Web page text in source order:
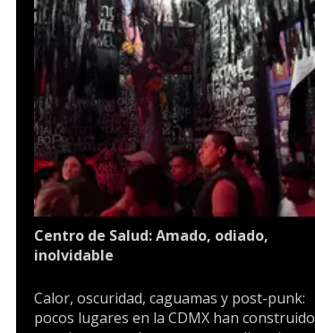
Centro de Salud: Amado, odiado,
inolvidable
Calor, oscuridad, caguamas y post-punk:
pocos lugares en la CDMX han construido